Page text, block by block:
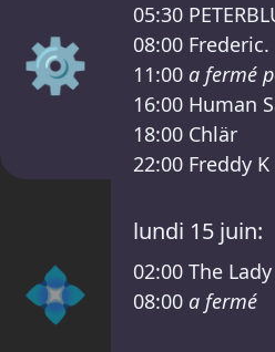
⚙️
💠
05:30
08:00 Frederic.
11:00 a fermé
16:00 Human
18:00 Chlär
22:00 Freddy K
lundi 15 juin:
02:00 The
08:00 a fermé